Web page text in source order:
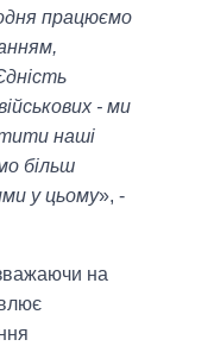
працюємо
- ми
наші
більш
у цьому», -
на